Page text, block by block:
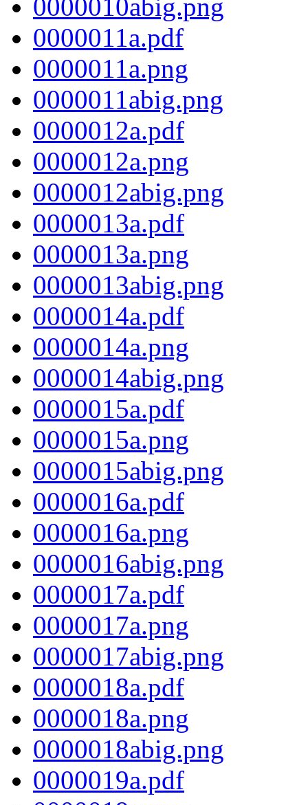
0000010abig.png
0000011a.pdf
0000011a.png
0000011abig.png
0000012a.pdf
0000012a.png
0000012abig.png
0000013a.pdf
0000013a.png
0000013abig.png
0000014a.pdf
0000014a.png
0000014abig.png
0000015a.pdf
0000015a.png
0000015abig.png
0000016a.pdf
0000016a.png
0000016abig.png
0000017a.pdf
0000017a.png
0000017abig.png
0000018a.pdf
0000018a.png
0000018abig.png
0000019a.pdf